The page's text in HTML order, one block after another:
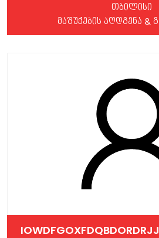
თბილისი
მაშუქების აღდგენა &